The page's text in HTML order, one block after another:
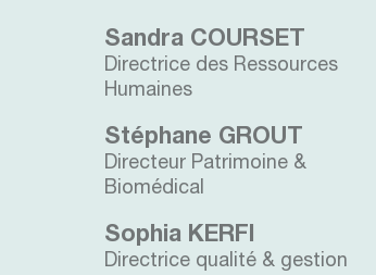
Sandra COURSET
Directrice des Ressources
Humaines
Stéphane GROUT
Directeur Patrimoine &
Biomédical
Sophia KERFI
Directrice qualité & gestion